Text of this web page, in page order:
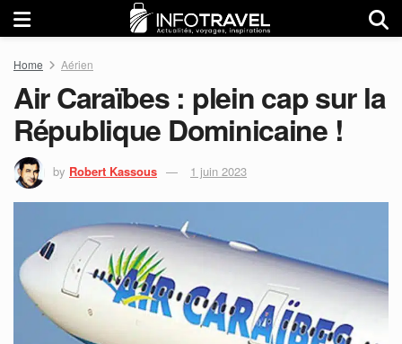
Home Aérien
Air Caraïbes : plein cap sur la
République Dominicaine !
by Robert Kassous 1 juin 2023